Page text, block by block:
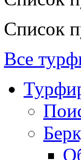
Список
Все